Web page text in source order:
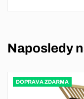
Naposledy
DOPRAVA ZDARMA